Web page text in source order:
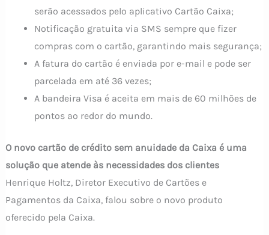
serão acessados pelo aplicativo Cartão Caixa;
Notificação gratuita via SMS sempre que fizer
compras com o cartão, garantindo mais segurança;
A fatura do cartão é enviada por e-mail e pode ser
parcelada em até 36 vezes;
A bandeira Visa é aceita em mais de 60 milhões de
pontos ao redor do mundo.
O novo cartão de crédito sem anuidade da Caixa é uma
solução que atende às necessidades dos clientes
Henrique Holtz, Diretor Executivo de Cartões e
Pagamentos da Caixa, falou sobre o novo produto
oferecido pela Caixa.